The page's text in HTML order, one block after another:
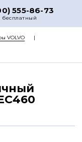
555-86-73
бесплатный
VOLVO